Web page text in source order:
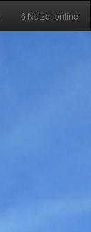
6 Nutzer online